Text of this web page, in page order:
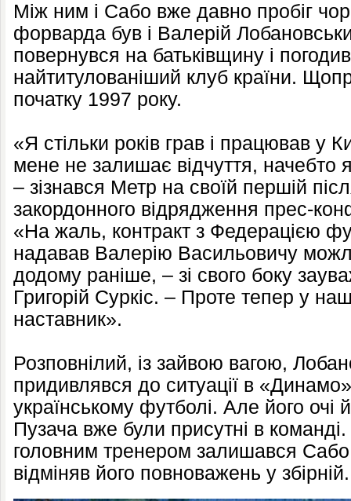
Між ним і Сабо вже давно пробіг
форварда був і Валерій
повернувся на батьківщину і
найтитулованіший клуб країни.
початку 1997 року.
«Я стільки років грав і працював у
мене не залишає відчуття, начебто
– зізнався Метр на своїй першій
закордонного відрядження прес-
«На жаль, контракт з Федерацією
надавав Валерію Васильовичу
додому раніше, – зі свого боку
Григорій Суркіс. – Проте тепер у
наставник».
Розповнілий, із зайвою вагою,
придивлявся до ситуації в
українському футболі. Але його очі
Пузача вже були присутні в
головним тренером залишався
відміняв його повноважень у збірній.